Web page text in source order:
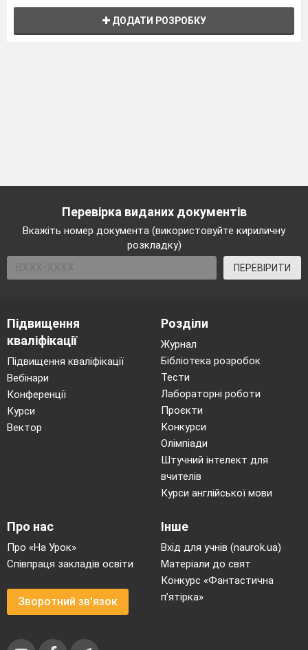
ДОДАТИ РОЗРОБКУ
Перевірка виданих документів
Вкажіть номер документа (використовуйте кириличну
розкладку)
ПЕРЕВІРИТИ
Підвищення
кваліфікації
Підвищення кваліфікації
Вебінари
Конференції
Курси
Вектор
Розділи
Журнал
Бібліотека розробок
Тести
Лабораторні роботи
Проєкти
Конкурси
Олімпіади
Штучний інтелект для
вчителів
Курси англійської мови
Про нас
Про «На Урок»
Співпраця закладів освіти
Зворотний зв'язок
Інше
Вхід для учнів (naurok.ua)
Матеріали до свят
Конкурс «Фантастична
п’ятірка»